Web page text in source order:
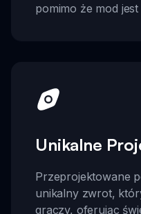
pomimo że mod
Unikalne
Przeprojektowane
unikalny zwrot,
graczy, oferując